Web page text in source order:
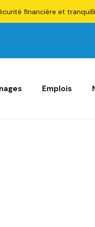
financière et
Emplois